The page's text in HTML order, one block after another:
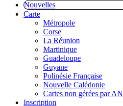
Nouvelles
Carte
Métropole
Corse
La Réunion
Martinique
Guadeloupe
Guyane
Polinésie Française
Nouvelle Calédonie
Cartes non gérées par
Inscription